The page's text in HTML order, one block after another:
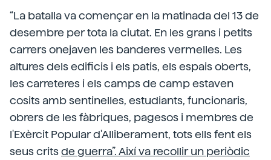
“La batalla va començar en la matinada del 13 de
desembre per tota la ciutat. En les grans i petits
carrers onejaven les banderes vermelles. Les
altures dels edificis i els patis, els espais oberts,
les carreteres i els camps de camp estaven
cosits amb sentinelles, estudiants, funcionaris,
obrers de les fàbriques, pagesos i membres de
l'Exèrcit Popular d'Alliberament, tots ells fent els
seus critsde guerra”. Així va recollir un periòdic